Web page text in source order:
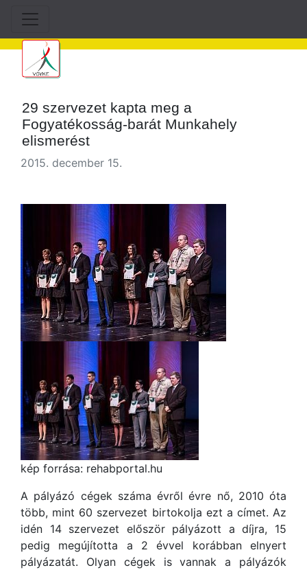
29 szervezet kapta meg a
Fogyatékosság-barát Munkahely
elismerést
2015. december 15.
kép forrása: rehabportal.hu
A pályázó cégek száma évről évre nő, 2010 óta
több, mint 60 szervezet birtokolja ezt a címet. Az
idén 14 szervezet először pályázott a díjra, 15
pedig megújította a 2 évvel korábban elnyert
pályázatát. Olyan cégek is vannak a pályázók